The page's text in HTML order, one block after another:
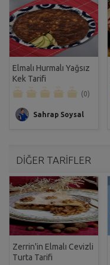
Elmalı Hurmalı Yağsız
Kek Tarifi
(0)
Sahrap Soysal
DİĞER TARİFLER
Zerrin'in Elmalı Cevizli
Turta Tarifi